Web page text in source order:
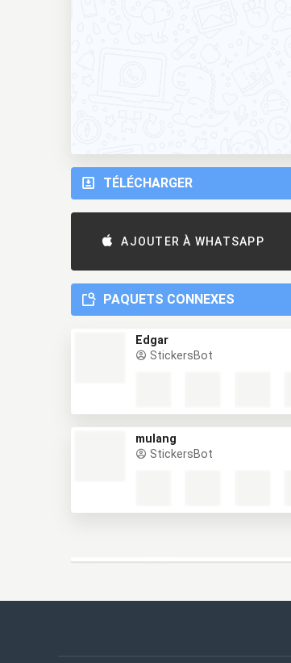
TÉLÉCHARGER
AJOUTER À WHATSAPP
PAQUETS CONNEXES
Edgar
StickersBot
mulang
StickersBot